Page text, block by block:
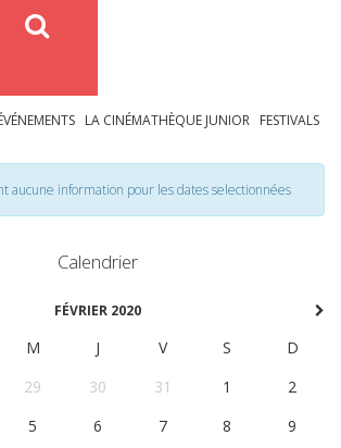
LA CINÉMATHÈQUE JUNIOR FESTIVALS
aucune information pour les dates selectionnées
Calendrier
FÉVRIER 2020
M J V S
D
29 30 31 1
2
5 6 7 8
9